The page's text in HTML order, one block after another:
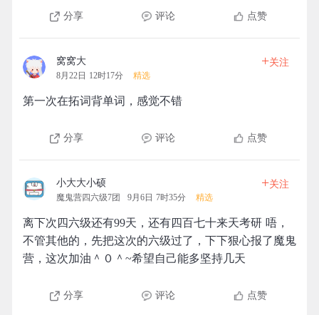
分享 评论 点赞
窝窝大
8月22日 12时17分 精选
+关注
第一次在拓词背单词，感觉不错
分享 评论 点赞
小大大小硕
魔鬼营四六级7团 9月6日 7时35分 精选
+关注
离下次四六级还有99天，还有四百七十来天考研 唔，
不管其他的，先把这次的六级过了，下下狠心报了魔鬼
营，这次加油＾０＾~希望自己能多坚持几天
分享 评论 点赞